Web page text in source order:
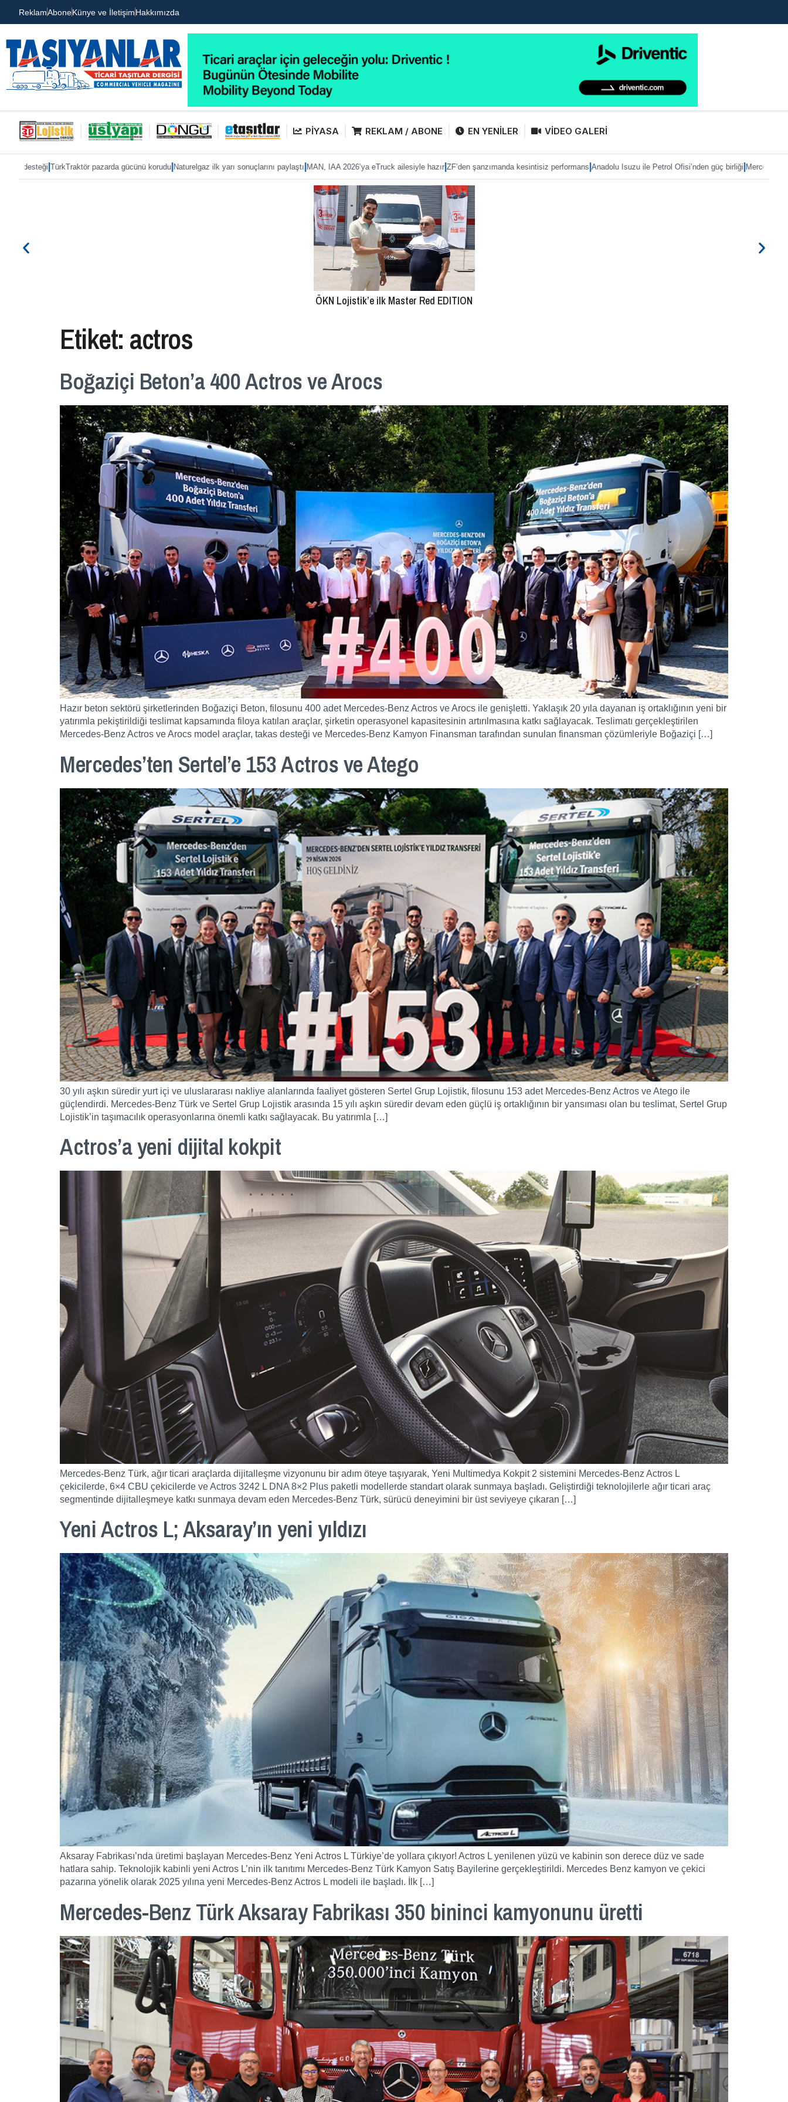
ReklamAboneKünye ve İletişimHakkımızda
PİYASA REKLAM / ABONE EN YENİLER VİDEO GALERİ
gücünü korudu|Naturelgaz ilk yarı sonuçlarını paylaştı|MAN, IAA 2026’ya eTruck ailesiyle hazır|ZF’den şanzımanda kesintisiz performans|Anadolu Isuzu ile Petrol Ofisi’nden güç birliği|Mercedes-Benz Türk’te Heiko Selzam
ÖKN Lojistik’e ilk Master Red EDITION
Etiket: actros
Boğaziçi Beton’a 400 Actros ve Arocs
Hazır beton sektörü şirketlerinden Boğaziçi Beton, filosunu 400 adet Mercedes-Benz Actros ve Arocs ile genişletti. Yaklaşık 20 yıla dayanan iş ortaklığının yeni bir
yatırımla pekiştirildiği teslimat kapsamında filoya katılan araçlar, şirketin operasyonel kapasitesinin artırılmasına katkı sağlayacak. Teslimatı gerçekleştirilen
Mercedes-Benz Actros ve Arocs model araçlar, takas desteği ve Mercedes-Benz Kamyon Finansman tarafından sunulan finansman çözümleriyle Boğaziçi […]
Mercedes’ten Sertel’e 153 Actros ve Atego
30 yılı aşkın süredir yurt içi ve uluslararası nakliye alanlarında faaliyet gösteren Sertel Grup Lojistik, filosunu 153 adet Mercedes-Benz Actros ve Atego ile
güçlendirdi. Mercedes-Benz Türk ve Sertel Grup Lojistik arasında 15 yılı aşkın süredir devam eden güçlü iş ortaklığının bir yansıması olan bu teslimat, Sertel Grup
Lojistik’in taşımacılık operasyonlarına önemli katkı sağlayacak. Bu yatırımla […]
Actros’a yeni dijital kokpit
Mercedes-Benz Türk, ağır ticari araçlarda dijitalleşme vizyonunu bir adım öteye taşıyarak, Yeni Multimedya Kokpit 2 sistemini Mercedes-Benz Actros L
çekicilerde, 6×4 CBU çekicilerde ve Actros 3242 L DNA 8×2 Plus paketli modellerde standart olarak sunmaya başladı. Geliştirdiği teknolojilerle ağır ticari araç
segmentinde dijitalleşmeye katkı sunmaya devam eden Mercedes-Benz Türk, sürücü deneyimini bir üst seviyeye çıkaran […]
Yeni Actros L; Aksaray’ın yeni yıldızı
Aksaray Fabrikası’nda üretimi başlayan Mercedes-Benz Yeni Actros L Türkiye’de yollara çıkıyor! Actros L yenilenen yüzü ve kabinin son derece düz ve sade
hatlara sahip. Teknolojik kabinli yeni Actros L’nin ilk tanıtımı Mercedes-Benz Türk Kamyon Satış Bayilerine gerçekleştirildi. Mercedes Benz kamyon ve çekici
pazarına yönelik olarak 2025 yılına yeni Mercedes-Benz Actros L modeli ile başladı. İlk […]
Mercedes-Benz Türk Aksaray Fabrikası 350 bininci kamyonunu üretti